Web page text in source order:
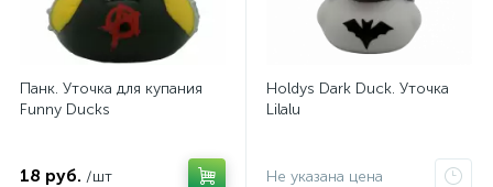
Панк. Уточка для купания
Funny Ducks
18 руб. /шт
Holdys Dark Duck. Уточка
Lilalu
Не указана цена